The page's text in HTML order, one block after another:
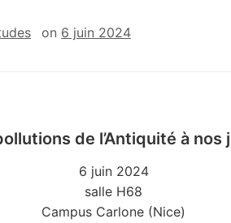
on 6 juin 2024
de l’Antiquité à nos
6 juin 2024
salle H68
Campus Carlone (Nice)